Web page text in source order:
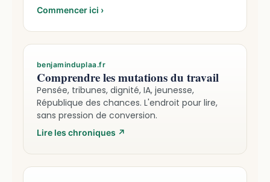
Commencer ici ›
benjaminduplaa.fr
Comprendre les mutations du travail
Pensée, tribunes, dignité, IA, jeunesse,
République des chances. L'endroit pour lire,
sans pression de conversion.
Lire les chroniques ↗